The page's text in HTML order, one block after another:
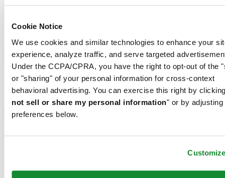
Cookie Notice
We use cookies and similar technologies to enhance your
experience, analyze traffic, and serve targeted
Under the CCPA/CPRA, you have the right to opt-out of the
or "sharing" of your personal information for cross-context
behavioral advertising. You can exercise this right by
not sell or share my personal information" or by adjusting
preferences below.
Вселенная Certina
Свяжитесь с нами
Footer column 2
Мужские часы
Женские часы
Все часы
Footer column 3
Сервисное обслуживание
Newsletter